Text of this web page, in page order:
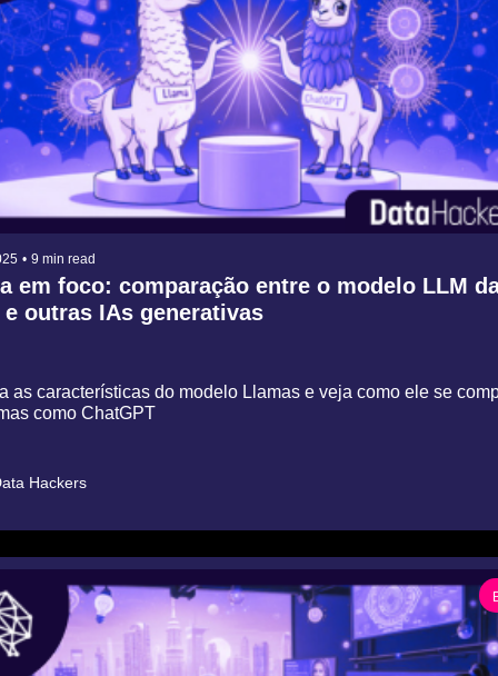
• 9 min read
em foco: comparação entre o modelo LLM
e outras IAs generativas
as características do modelo Llamas e veja como ele se
como ChatGPT
Hackers